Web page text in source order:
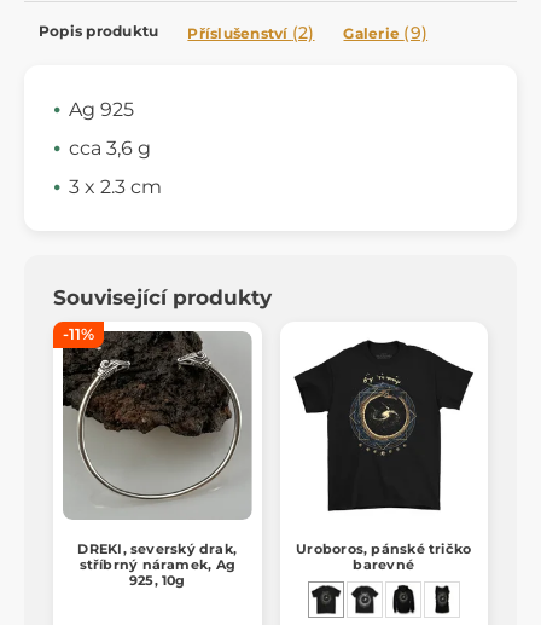
Popis produktu Příslušenství (2) Galerie (9)
Ag 925
cca 3,6 g
3 x 2.3 cm
Související produkty
-11%
DREKI, severský drak,
stříbrný náramek, Ag
925, 10g
Uroboros, pánské tričko
barevné